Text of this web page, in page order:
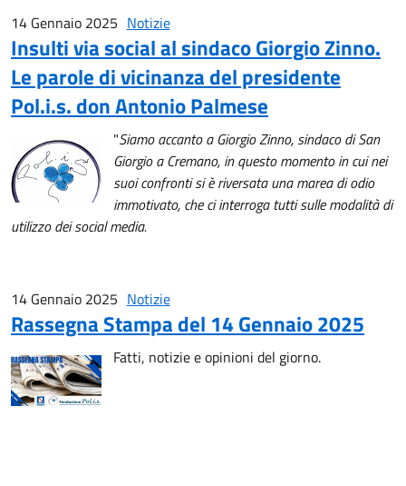
14 Gennaio 2025 Notizie
Insulti via social al sindaco Giorgio Zinno.
Le parole di vicinanza del presidente
Pol.i.s. don Antonio Palmese
"Siamo accanto a Giorgio Zinno, sindaco di San
Giorgio a Cremano, in questo momento in cui nei
suoi confronti si è riversata una marea di odio
immotivato, che ci interroga tutti sulle modalità di
utilizzo dei social media.
14 Gennaio 2025 Notizie
Rassegna Stampa del 14 Gennaio 2025
Fatti, notizie e opinioni del giorno.